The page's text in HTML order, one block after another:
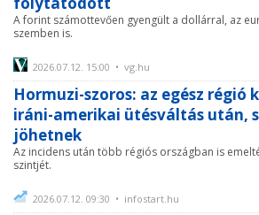
A forint számottevően gyengült a dollárral, az
szemben is.
2026.07.12. 15:00 • vg.hu
Hormuzi-szoros: az egész régió
iráni-amerikai ütésváltás után,
jöhetnek
Az incidens után több régiós országban is
szintjét.
2026.07.12. 09:30 • infostart.hu